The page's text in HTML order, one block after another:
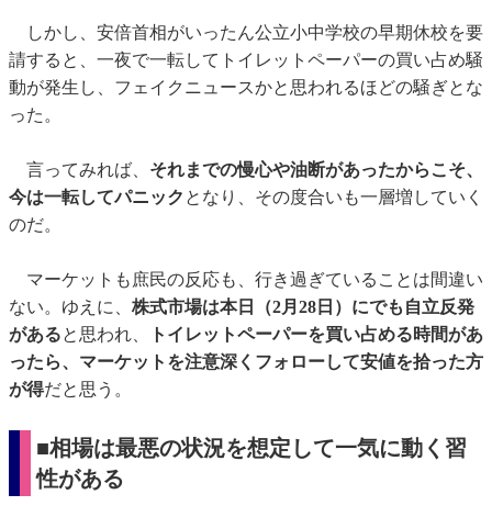
しかし、安倍首相がいったん公立小中学校の早期休校を要
請すると、一夜で一転してトイレットペーパーの買い占め騒
動が発生し、フェイクニュースかと思われるほどの騒ぎとな
った。
言ってみれば、 それまでの慢心や油断があったからこそ、
今は一転してパニック となり、その度合いも一層増していく
のだ。
マーケットも庶民の反応も、行き過ぎていることは間違い
ない。ゆえに、 株式市場は本日（2月28日）にでも自立反発
があると思われ、
トイレットペーパーを買い占める時間があ
ったら、マーケットを注意深くフォローして安値を拾った方
が得だと思う。
■相場は最悪の状況を想定して一気に動く習
性がある